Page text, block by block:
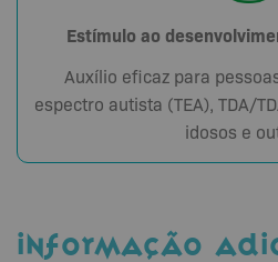
Estímulo ao
Auxílio eficaz para
espectro autista (TEA), TDA/
idosos e
INFORMAÇÃO